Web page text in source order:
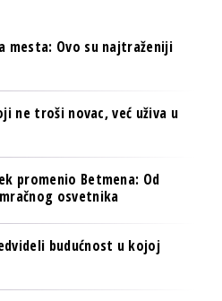
mesta: Ovo su najtraženiji
ne troši novac, već uživa u
promenio Betmena: Od
osvetnika
budućnost u kojoj